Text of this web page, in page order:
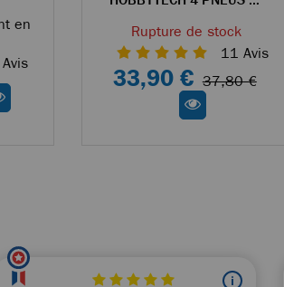
en
Avis
Rupture de stock
11 Avis
33,90 € 37,80 €